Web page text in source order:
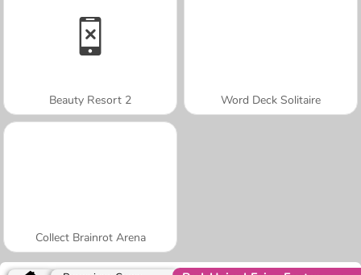
Beauty Resort 2 Word Deck Solitaire
Collect Brainrot Arena